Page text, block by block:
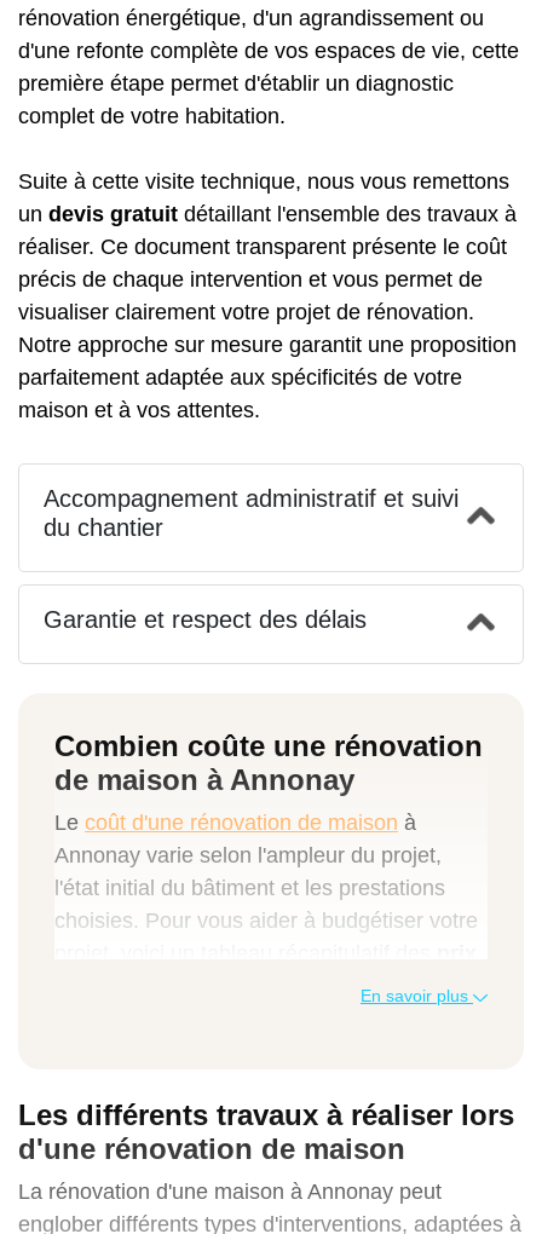
rénovation énergétique, d'un agrandissement ou
d'une refonte complète de vos espaces de vie, cette
première étape permet d'établir un diagnostic
complet de votre habitation.
Suite à cette visite technique, nous vous remettons
un devis gratuit détaillant l'ensemble des travaux à
réaliser. Ce document transparent présente le coût
précis de chaque intervention et vous permet de
visualiser clairement votre projet de rénovation.
Notre approche sur mesure garantit une proposition
parfaitement adaptée aux spécificités de votre
maison et à vos attentes.
Accompagnement administratif et suivi
du chantier
Garantie et respect des délais
Combien coûte une rénovation
de maison à Annonay
Le coût d'une rénovation de maison à
Annonay varie selon l'ampleur du projet,
l'état initial du bâtiment et les prestations
choisies. Pour vous aider à budgétiser votre
pratiqués par Avenir Rénovations :
30 000 à 60 000 €
2 à 3 mois
En savoir plus
Les différents travaux à réaliser lors
d'une rénovation de maison
La rénovation d'une maison à Annonay peut
englober différents types d'interventions, adaptées à